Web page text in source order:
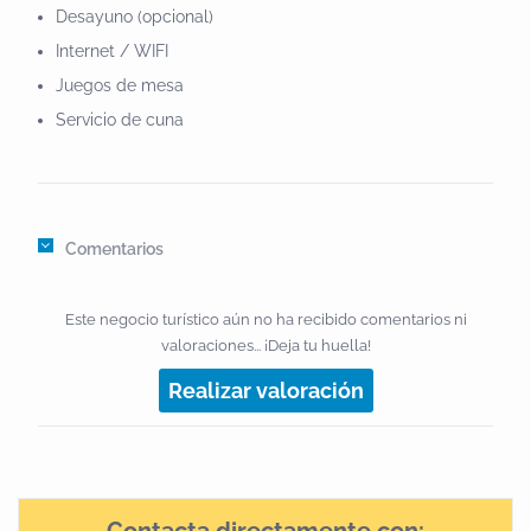
protégase aún más si no está acostumbrado a él.
restringido de 10 a 12:30 de la mañana y deben ir
siempre acompañados de un adulto mayor de 18
años.•El uso de las instalaciones será bajo la
bienestar de nuestros invitados, por lo que se ruega
Desayuno (opcional)
Internet / WIFI
Juegos de mesa
Servicio de cuna
Comentarios
Este negocio turístico aún no ha recibido comentarios ni
valoraciones... ¡Deja tu huella!
Realizar valoración